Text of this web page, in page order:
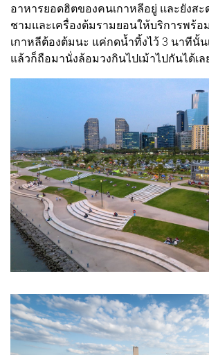
อาหารยอดฮิตของคนเกาหลีอยู่ และยังสะ
ชามและเครื่องต้มรามยอนให้บริการพร้อ
เกาหลีต้องต้มนะ แค่กดน้ำทิ้งไว้ 3 นาทีนั้น
แล้วก็ถือมานั่งล้อมวงกินไปเม้าไปกันได้เล